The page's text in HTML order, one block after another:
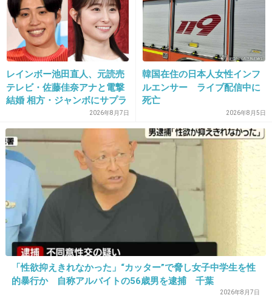
+17
17. 匿名2026/06/03(水) 08:48:39
甲が薄いからヒールがあると前に滑りやすいから靴擦れ起
こすと言われた
もう何年もヒールご無沙汰
+7 -0
2026/06/03(水) 08:48:58
私も靴擦れしやすくてパンプスとか行事の時以外履けな
い。足幅が狭くて甲薄だからデパートでもあう靴がなく
て、シューフィッターさんに中敷をカットしてもらったり
してたけどもうその店なくなって困ってる。
+5 -0
病院
レインボー池田直人、元読売
テレビ・佐藤佳奈アナと電撃
結婚 相方・ジャンボにサプラ
2026年8月7日
韓国在住の日本人女性インフ
ルエンサー ライブ配信中に
死亡
2026年8月5日
「性欲抑えきれなかった」“カッター”で脅し女子中学生を性
的暴行か 自称アルバイトの56歳男を逮捕 千葉
2026年8月7日